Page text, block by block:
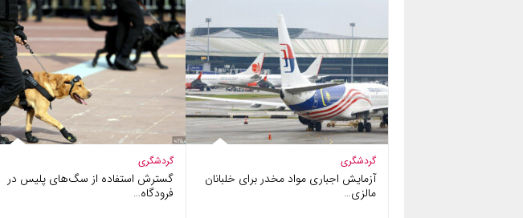
گردشگری
آزمایش اجباری مواد مخدر برای خلبانان
مالزی…
گردشگری
گسترش استفاده از سگ‌های پلیس در
فرودگاه…